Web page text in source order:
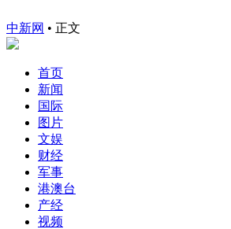
中新网 • 正文
首页
新闻
国际
图片
文娱
财经
军事
港澳台
产经
视频